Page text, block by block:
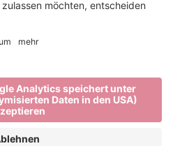
Förderungen